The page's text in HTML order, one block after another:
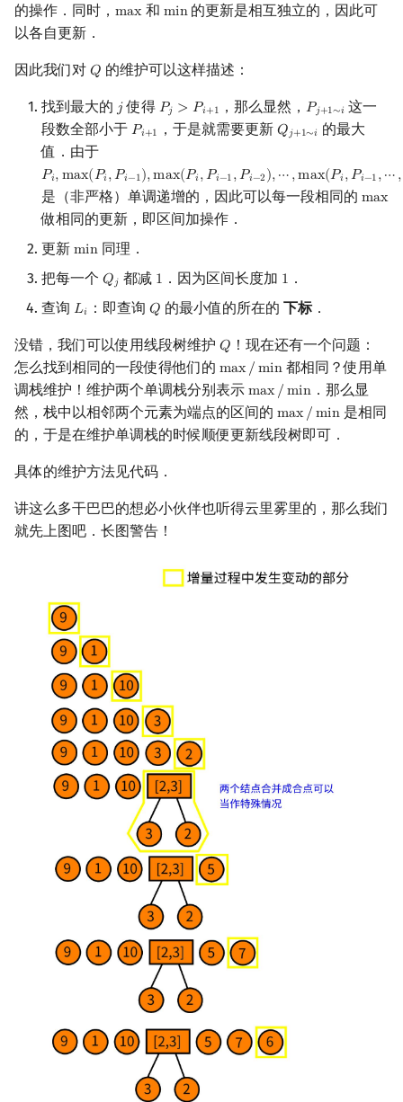
的操作．同时， max
max和 min
min的更新是相互独立的，因此可
以各自更新．
因此我们对 𝑄
Q 的维护可以这样描述：
找到最大的 𝑗
j使得 𝑃𝑗 > 𝑃𝑖+1
Pj> Pi +1 ，那么显然，𝑃𝑗+1∼𝑖
Pj+1∼i 这一
段数全部小于 𝑃𝑖+1
Pi+1 ，于是就需要更新 𝑄𝑗+1∼𝑖
Qj+1∼i 的最大
值．由于
𝑃𝑖,max(𝑃𝑖,𝑃𝑖−1),max(𝑃𝑖,𝑃𝑖−1,𝑃𝑖−2),⋯,max(𝑃𝑖,𝑃𝑖−1,⋯,
Pi,max(Pi,Pi−1),max(Pi,Pi−1,Pi−2),⋯,max(Pi,Pi−1,⋯,Pj+ 1)
是（非严格）单调递增的，因此可以每一段相同的 max
max
做相同的更新，即区间加操作．
更新 min
min同理．
把每一个 𝑄𝑗
Qj 都减 1
1 ．因为区间长度加 1
1 ．
查询 𝐿𝑖
Li ：即查询𝑄
Q 的最小值的所在的 下标．
没错，我们可以使用线段树维护 𝑄
Q ！现在还有一个问题：
怎么找到相同的一段使得他们的 max/ min
max/ min都相同？使用单
调栈维护！维护两个单调栈分别表示 max/ min
max/ min．那么显
然，栈中以相邻两个元素为端点的区间的 max/ min
max/ min是相同
的，于是在维护单调栈的时候顺便更新线段树即可．
具体的维护方法见代码．
讲这么多干巴巴的想必小伙伴也听得云里雾里的，那么我们
就先上图吧．长图警告！